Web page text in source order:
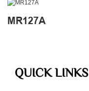
MR127A
QUICK LINKS